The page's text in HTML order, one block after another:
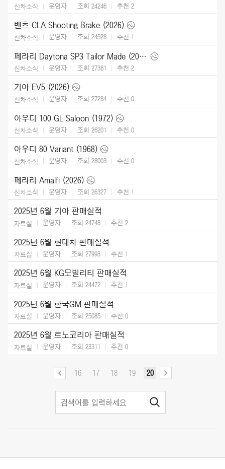
신차소식 운영자 조회 24246 추천 2
벤츠 CLA Shooting Brake (2026)
신차소식 운영자 조회 24528 추천 1
페라리 Daytona SP3 Tailor Made (2025)
신차소식 운영자 조회 27381 추천 2
기아 EV5 (2026)
신차소식 운영자 조회 27284 추천 0
아우디 100 GL Saloon (1972)
신차소식 운영자 조회 26201 추천 0
아우디 80 Variant (1968)
신차소식 운영자 조회 28003 추천 0
페라리 Amalfi (2026)
신차소식 운영자 조회 26327 추천 1
2025년 6월 기아 판매실적
자료실 운영자 조회 24748 추천 2
2025년 6월 현대차 판매실적
자료실 운영자 조회 27993 추천 1
2025년 6월 KG모빌리티 판매실적
자료실 운영자 조회 24472 추천 1
2025년 6월 한국GM 판매실적
자료실 운영자 조회 25085 추천 0
2025년 6월 르노코리아 판매실적
자료실 운영자 조회 23311 추천 0
16 17 18 19 20